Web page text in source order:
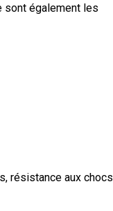
sont également les
résistance aux chocs